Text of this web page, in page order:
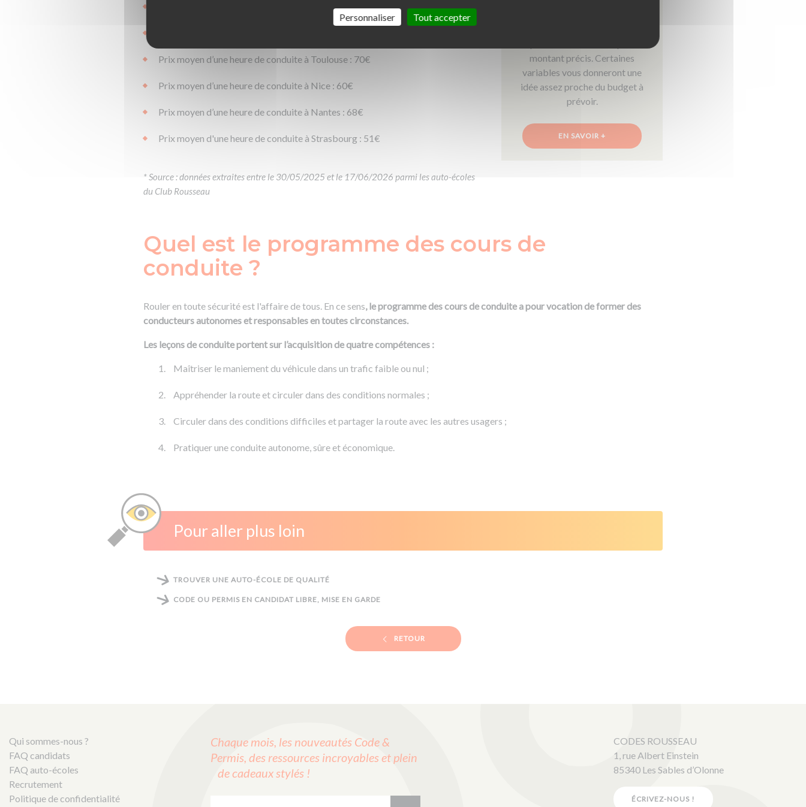
Prix moyen d’une heure de conduite à Marseille : 59€
Prix moyen d’une heure de conduite à Toulouse : 70€
Prix moyen d’une heure de conduite à Nice : 60€
Prix moyen d’une heure de conduite à Nantes : 68€
Prix moyen d'une heure de conduite à Strasbourg : 51€
* Source : données extraites entre le 30/05/2025 et le 17/06/2026 parmi les auto-écoles
du Club Rousseau
montant précis. Certaines
variables vous donneront une
idée assez proche du budget à
prévoir.
EN SAVOIR +
Quel est le programme des cours de
conduite ?
Rouler en toute sécurité est l'affaire de tous. En ce sens, le programme des cours de conduite a pour vocation de former des
conducteurs autonomes et responsables en toutes circonstances.
Les leçons de conduite portent sur l’acquisition de quatre compétences :
Maîtriser le maniement du véhicule dans un trafic faible ou nul ;
Appréhender la route et circuler dans des conditions normales ;
Circuler dans des conditions difficiles et partager la route avec les autres usagers ;
Pratiquer une conduite autonome, sûre et économique.
Pour aller plus loin
TROUVER UNE AUTO-ÉCOLE DE QUALITÉ
CODE OU PERMIS EN CANDIDAT LIBRE, MISE EN GARDE
RETOUR
Qui sommes-nous ?
FAQ candidats
FAQ auto-écoles
Recrutement
Politique de confidentialité
Chaque mois, les nouveautés Code &
Permis, des ressources incroyables et plein
de cadeaux stylés !
CODES ROUSSEAU
1, rue Albert Einstein
85340 Les Sables d’Olonne
ÉCRIVEZ-NOUS !
Tout accepter
Personnaliser